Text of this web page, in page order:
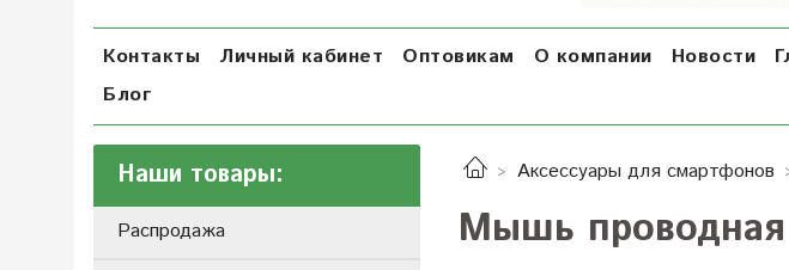
Контакты Личный кабинет Оптовикам О компании Новости
Блог
Аксессуары для смартфонов
Мышь проводная
Наши товары:
Распродажа